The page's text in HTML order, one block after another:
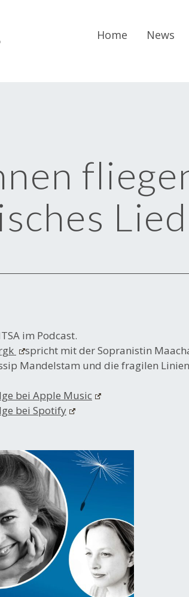
Home News
Lied
im Podcast.
spricht mit der Sopranistin
Mandelstam und die fragilen
bei Apple Music
bei Spotify